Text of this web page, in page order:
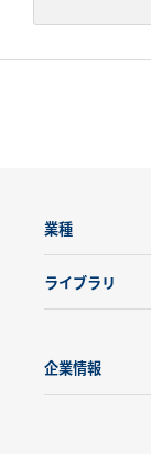
業種
ライブラリ
企業情報